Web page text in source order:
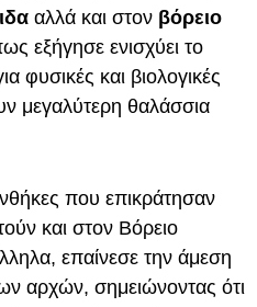
αλλά και στον βόρειο
εξήγησε ενισχύει το
φυσικές και βιολογικές
μεγαλύτερη θαλάσσια
που επικράτησαν
και στον Βόρειο
επαίνεσε την άμεση
αρχών, σημειώνοντας ότι